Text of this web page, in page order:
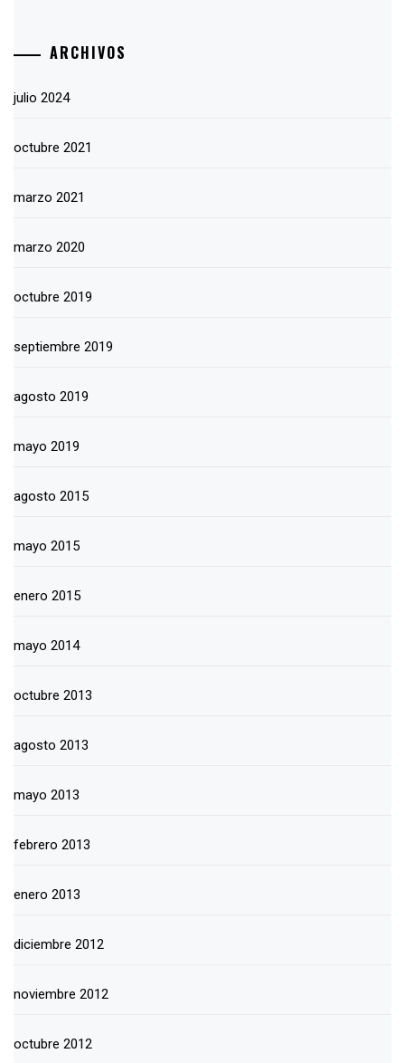
ARCHIVOS
julio 2024
octubre 2021
marzo 2021
marzo 2020
octubre 2019
septiembre 2019
agosto 2019
mayo 2019
agosto 2015
mayo 2015
enero 2015
mayo 2014
octubre 2013
agosto 2013
mayo 2013
febrero 2013
enero 2013
diciembre 2012
noviembre 2012
octubre 2012